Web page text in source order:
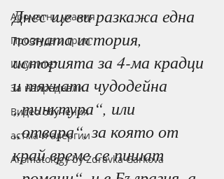
Ароматни ухания
Простуда и грип
Имунитет
За напреднали
Видео обучения
астма и алергии
Aromatology by Zdravka Garkova
Днес ще ви разкажа една
позната история,
историята за 4-ма крадци
и тяхната чудодейна
„тинктура“, или
„отвара“, за която от
край време се пишат